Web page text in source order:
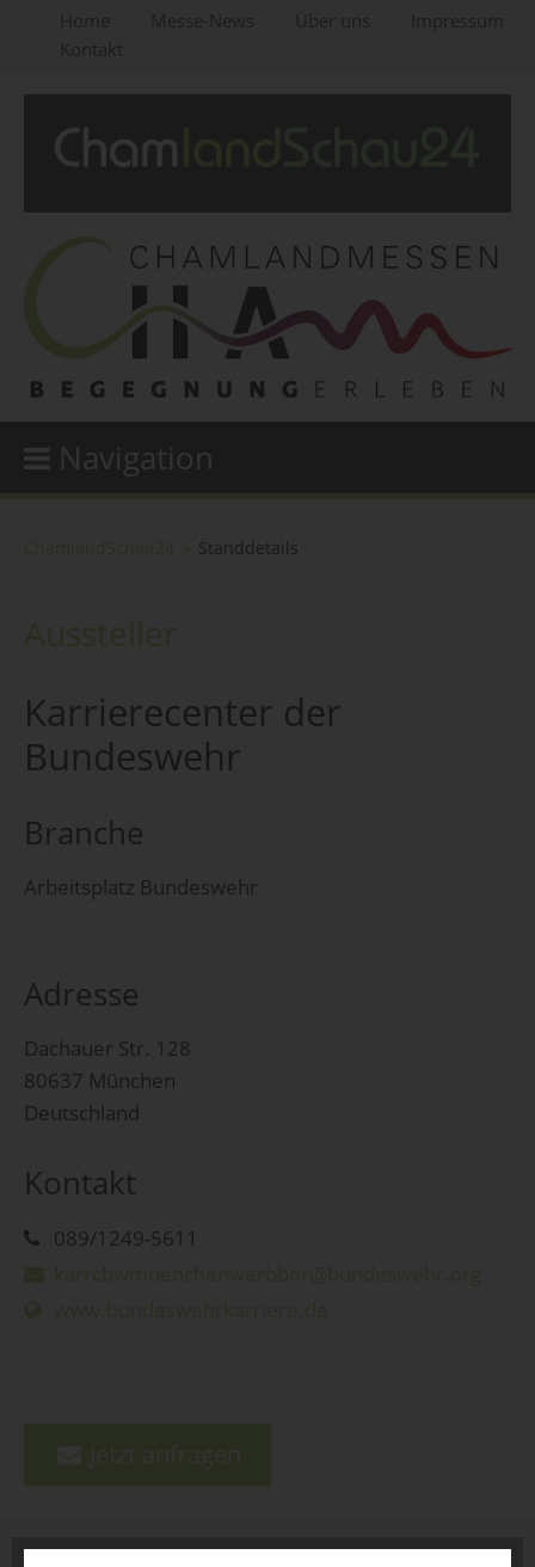
Navigation
Standdetails
Karrierecenter der
Bundeswehr
Branche
Arbeitsplatz Bundeswehr
Adresse
Dachauer Str. 128
80637 München
Deutschland
Kontakt
089/1249-5611